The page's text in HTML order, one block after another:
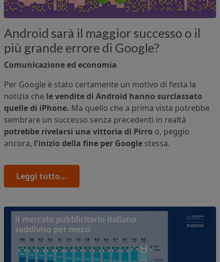
Android sarà il maggior successo o il
più grande errore di Google?
Comunicazione ed economia
Per Google è stato certamente un motivo di festa la
notizia che le vendite di Android hanno surclassato
quelle di iPhone. Ma quello che a prima vista potrebbe
sembrare un successo senza precedenti in realtà
potrebbe rivelarsi una vittoria di Pirro o, peggio
ancora, l'inizio della fine per Google stessa.
Leggi tutto...